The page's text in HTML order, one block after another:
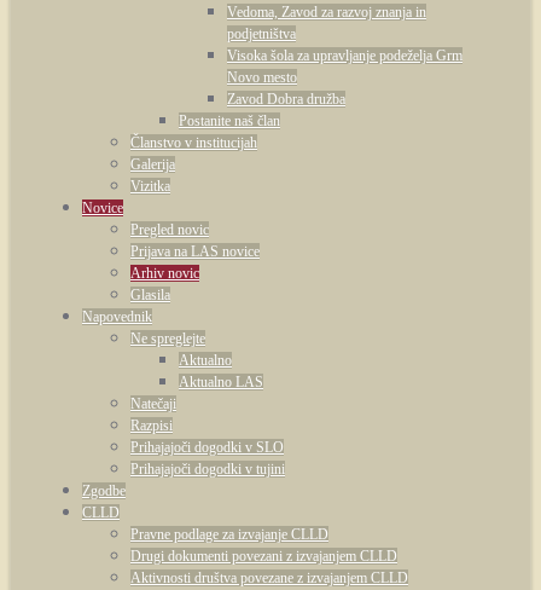
Vedoma, Zavod za razvoj znanja in
podjetništva
Visoka šola za upravljanje podeželja Grm
Novo mesto
Zavod Dobra družba
Postanite naš član
Članstvo v institucijah
Galerija
Vizitka
Novice
Pregled novic
Prijava na LAS novice
Arhiv novic
Glasila
Napovednik
Ne spreglejte
Aktualno
Aktualno LAS
Natečaji
Razpisi
Prihajajoči dogodki v SLO
Prihajajoči dogodki v tujini
Zgodbe
CLLD
Pravne podlage za izvajanje CLLD
Drugi dokumenti povezani z izvajanjem CLLD
Aktivnosti društva povezane z izvajanjem CLLD